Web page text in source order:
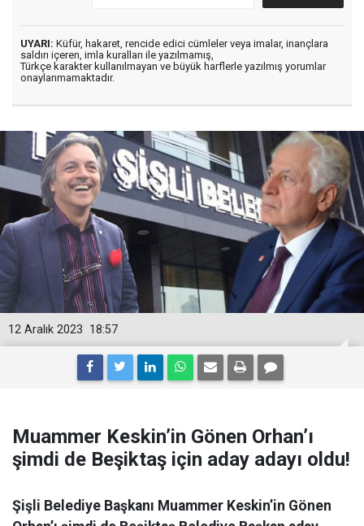
UYARI: Küfür, hakaret, rencide edici cümleler veya imalar, inançlara
saldırı içeren, imla kuralları ile yazılmamış,
Türkçe karakter kullanılmayan ve büyük harflerle yazılmış yorumlar
onaylanmamaktadır.
18:57
12 Aralık 2023
Muammer Keskin’in Gönen Orhan’ı
şimdi de Beşiktaş için aday adayı oldu!
Şişli Belediye Başkanı Muammer Keskin’in Gönen